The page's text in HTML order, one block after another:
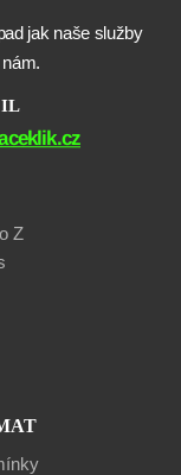
jak naše služby
Z